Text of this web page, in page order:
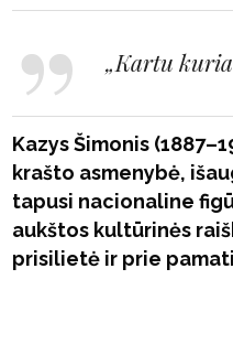
„Kartu
Kazys Šimonis
krašto asmenybė,
tapusi nacionaline
aukštos kultūrinės
prisilietė ir prie